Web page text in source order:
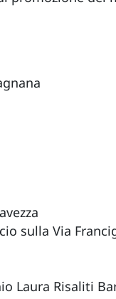
sulla Via
Laura Risaliti